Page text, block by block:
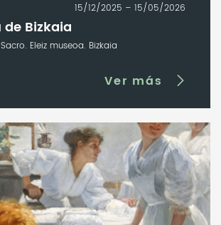
15/12/2025 – 15/05/2026
de Bizkaia
Eleiz museoa. Bizkaia
Ver más